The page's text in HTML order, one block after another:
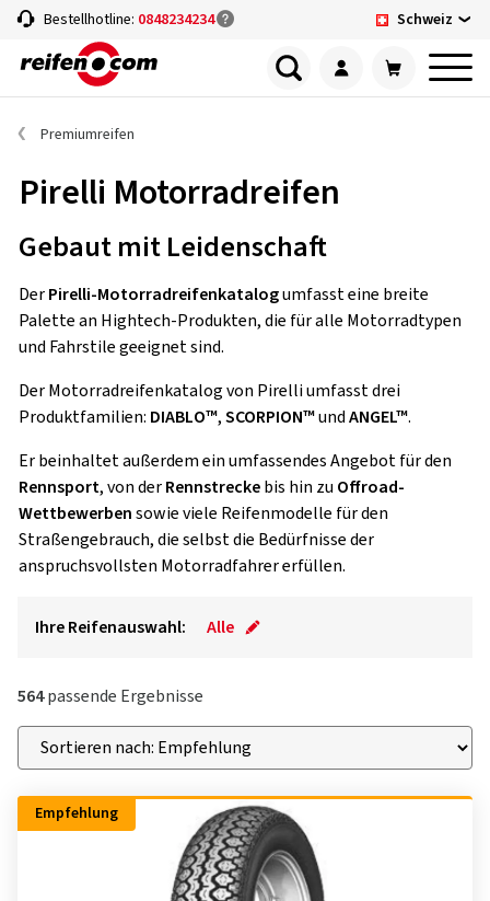
Bestellhotline: 0848234234 Schweiz
Premiumreifen
Pirelli Motorradreifen
Gebaut mit Leidenschaft
DerPirelli-Motorradreifenkatalogumfasst eine breite
Palette an Hightech-Produkten, die für alle Motorradtypen
und Fahrstile geeignet sind.
Der Motorradreifenkatalog von Pirelli umfasst drei
Produktfamilien: DIABLO™,SCORPION™undANGEL™.
Er beinhaltet außerdem ein umfassendes Angebot für den
Rennsport, von derRennstreckebis hin zu Offroad-
Wettbewerbensowie viele Reifenmodelle für den
Straßengebrauch, die selbst die Bedürfnisse der
anspruchsvollsten Motorradfahrer erfüllen.
Ihre Reifenauswahl: Alle
564passende Ergebnisse
Empfehlung